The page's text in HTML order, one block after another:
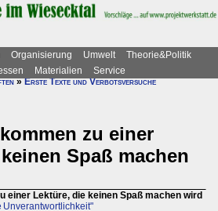
Organisierung Umwelt
Theorie&Politik
Materialien
Service
»Erste Texte und Verbotsversuche
zu einer
Spaß machen
einer Lektüre, die keinen Spaß machen wird
Unverantwortlichkeit"